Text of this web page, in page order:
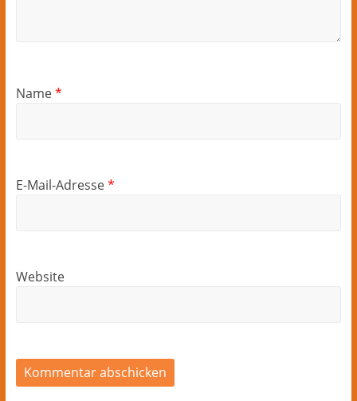
Name*
E-Mail-Adresse*
Website